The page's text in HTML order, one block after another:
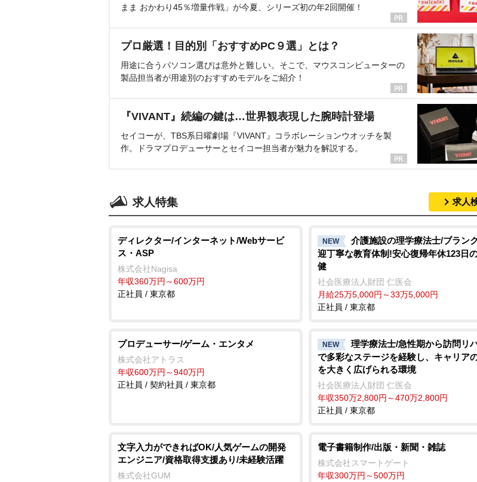
まま おかわり45％増量作戦」が今夏、シリーズ初の年2回開催！
プロ厳選！目的別「おすすめPC９選」とは？
用途に合うパソコン選びは意外と難しい。そこで、マウスコンピューターの
製品担当者が用途別のおすすめモデルをご紹介！
『VIVANT』続編の鍵は…世界観表現した腕時計登場
セイコーが、TBS系日曜劇場『VIVANT』コラボレーションウオッチを製
作。ドラマプロデューサーとセイコー担当者が魅力を解説する。
求人特集 求人
ディレクター/インターネット/Webサービ
ス・ASP
株式会社Nagisa
年収360万円～600万円
正社員 / 東京都
NEW
介護施設の理学療法士/ブラン
迎丁寧な教育体制!安心復帰年休123日
健
社会医療法人財団 仁医会
月給25万5,000円～33万5,000円
正社員 / 東京都
プロデューサー/ゲーム・エンタメ
株式会社アトラス
年収600万円～940万円
正社員 / 契約社員 / 東京都
NEW
理学療法士/急性期から訪問リ
で多彩なステージを経験し、キャリア
を大きく広げられる環境
社会医療法人財団 仁医会
年収350万2,800円～470万2,800円
正社員 / 東京都
文字入力ができればOK/人気ゲームの開発
エンジニア/資格取得支援あり/未経験活躍
株式会社GUM
電子書籍制作/出版・新聞・雑誌
株式会社スマートゲート
年収300万円～500万円